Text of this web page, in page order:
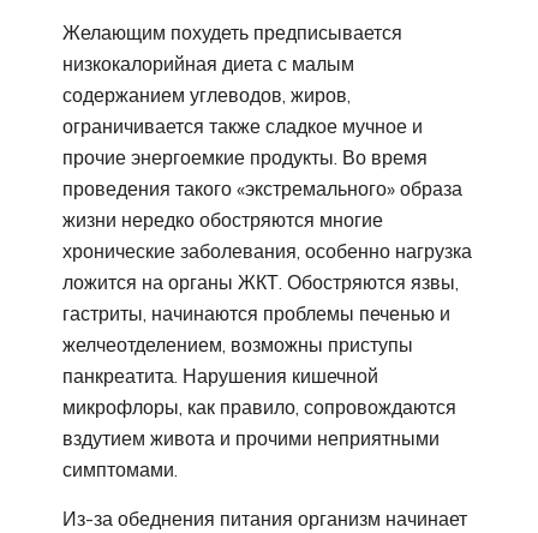
Желающим похудеть предписывается
низкокалорийная диета с малым
содержанием углеводов, жиров,
ограничивается также сладкое мучное и
прочие энергоемкие продукты. Во время
проведения такого «экстремального» образа
жизни нередко обостряются многие
хронические заболевания, особенно нагрузка
ложится на органы ЖКТ. Обостряются язвы,
гастриты, начинаются проблемы печенью и
желчеотделением, возможны приступы
панкреатита. Нарушения кишечной
микрофлоры, как правило, сопровождаются
вздутием живота и прочими неприятными
симптомами.
Из-за обеднения питания организм начинает